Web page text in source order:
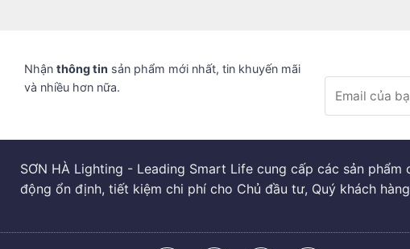
Nhận thông tin sản phẩm mới nhất, tin khuyến mãi
và nhiều hơn nữa.
SƠN HÀ Lighting - Leading Smart Life cung cấp các sản
động ổn định, tiết kiệm chi phí cho Chủ đầu tư, Quý khách